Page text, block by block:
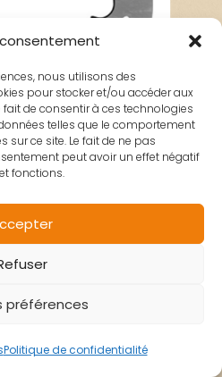
nous utilisons des
pour stocker et/ou accéder aux
de consentir à ces technologies
telles que le comportement
sur ce site. Le fait de ne pas
peut avoir un effet négatif
fonctions.
préférences
Politique de confidentialité
OEM